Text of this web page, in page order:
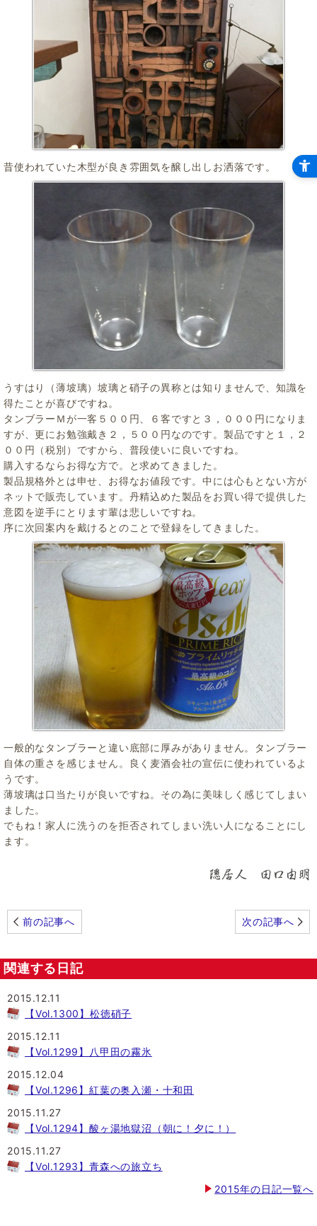
昔使われていた木型が良き雰囲気を醸し出しお洒落です。
うすはり（薄坡璃）坡璃と硝子の異称とは知りませんで、知識を
得たことが喜びですね。
タンブラーＭが一客５００円、６客ですと３，０００円になりま
すが、更にお勉強戴き２，５００円なのです。製品ですと１，２
００円（税別）ですから、普段使いに良いですね。
購入するならお得な方で。と求めてきました。
製品規格外とは申せ、お得なお値段です。中には心もとない方が
ネットで販売しています。丹精込めた製品をお買い得で提供した
意図を逆手にとります輩は悲しいですね。
序に次回案内を戴けるとのことで登録をしてきました。
一般的なタンブラーと違い底部に厚みがありません。タンブラー
自体の重さを感じません。良く麦酒会社の宣伝に使われているよ
うです。
薄坡璃は口当たりが良いですね。その為に美味しく感じてしまい
ました。
でもね！家人に洗うのを拒否されてしまい洗い人になることにし
ます。
前の記事へ 次の記事へ
関連する日記
2015.12.11
【Vol.1300】松徳硝子
2015.12.11
【Vol.1299】八甲田の霧氷
2015.12.04
【Vol.1296】紅葉の奥入瀬・十和田
2015.11.27
【Vol.1294】酸ヶ湯地獄沼（朝に！夕に！）
2015.11.27
【Vol.1293】青森への旅立ち
2015年の日記一覧へ